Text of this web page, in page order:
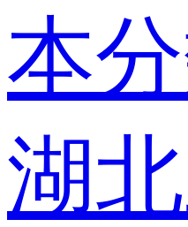
本
湖